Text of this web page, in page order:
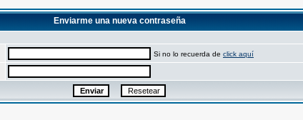
Enviarme una nueva contraseña
Si no lo recuerda de click aquí